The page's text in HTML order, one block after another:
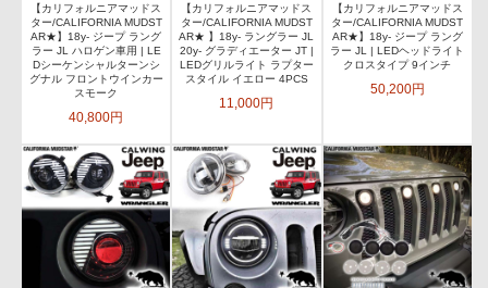
【カリフォルニアマッドス
ター/CALIFORNIA MUDST
AR★】18y- ジープ ラング
ラー JL ハロゲン車用 | LE
Dシーケンシャルターンシ
グナル フロントウインカー
スモーク
40,800円
【カリフォルニアマッドス
ター/CALIFORNIA MUDST
AR★ 】18y- ラングラー JL
20y- グラディエーター JT |
LEDグリルライト ラプター
スタイル イエロー 4PCS
11,000円
【カリフォルニアマッドス
ター/CALIFORNIA MUDST
AR★】18y- ジープ ラング
ラー JL | LEDヘッドライト
クロスタイプ 9インチ
50,200円